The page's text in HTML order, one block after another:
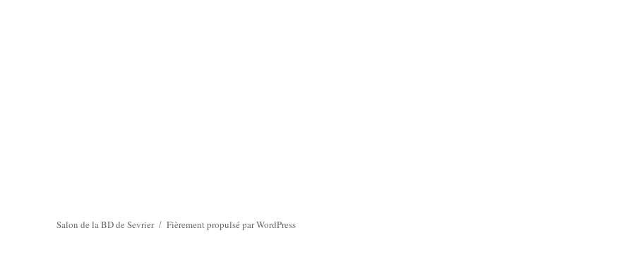
Salon de la BD de Sevrier Fièrement propulsé par WordPress